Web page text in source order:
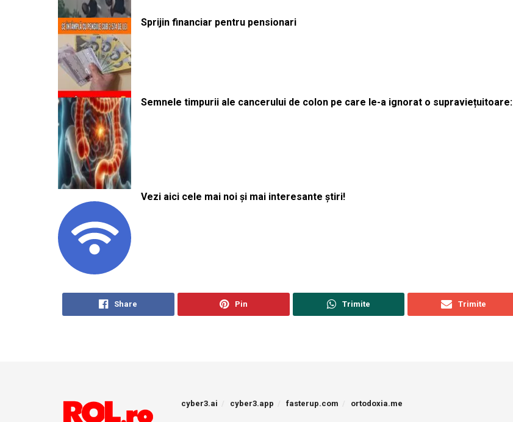
Sprijin financiar pentru pensionari
Semnele timpurii ale cancerului de colon pe care le-a ignorat o supraviețuitoare:
Vezi aici cele mai noi și mai interesante știri!
Share Pin Trimite Trimite
cyber3.ai cyber3.app fasterup.com ortodoxia.me